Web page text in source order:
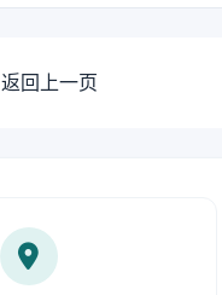
返回上一页